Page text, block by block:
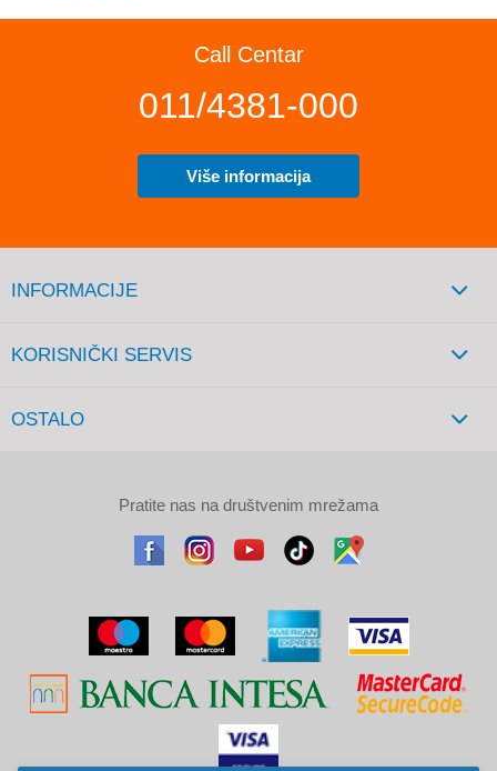
Call Centar
011/4381-000
Više informacija
INFORMACIJE
KORISNIČKI SERVIS
OSTALO
Pratite nas na društvenim mrežama